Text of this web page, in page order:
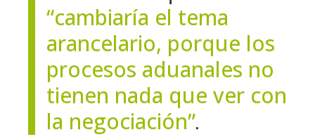
“cambiaría el tema
arancelario, porque los
procesos aduanales no
tienen nada que ver con
la negociación”.